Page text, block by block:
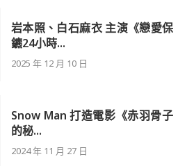
岩本照、白石麻衣 主演《戀愛保
鑣24小時...
2025 年 12 月 10 日
Snow Man 打造電影《赤羽骨子
的秘...
2024 年 11 月 27 日